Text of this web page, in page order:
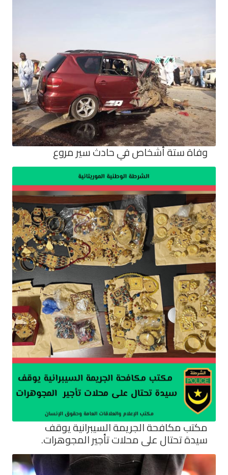
وفاة ستة أشخاص في حادث سير مروع
مكتب مكافحة الجريمة السيبرانية يوقف
سيدة تحتال على محلات تأجير المجوهرات.